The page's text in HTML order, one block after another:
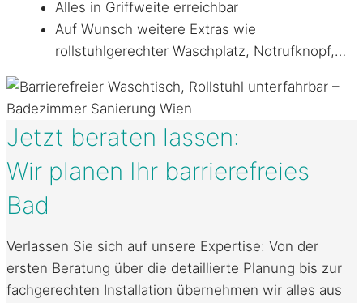
Alles in Griffweite erreichbar
Auf Wunsch weitere Extras wie
rollstuhlgerechter Waschplatz, Notrufknopf,…
Jetzt beraten lassen:
Wir planen Ihr barrierefreies
Bad
Verlassen Sie sich auf unsere Expertise: Von der
ersten Beratung über die detaillierte Planung bis zur
fachgerechten Installation übernehmen wir alles aus